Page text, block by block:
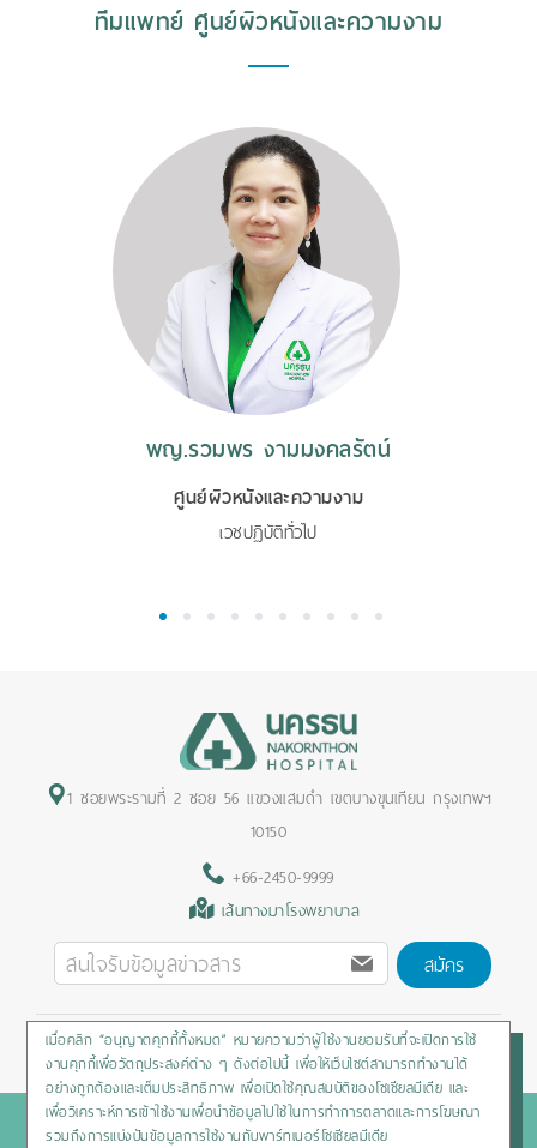
ทีมแพทย์ ศูนย์ผิวหนังและความงาม
พญ.รวมพร งามมงคลรัตน์
ศูนย์ผิวหนังและความงาม
เวชปฏิบัติทั่วไป
1 2 3 4 5 6 7 8 9 10
1 ซอยพระรามที่ 2 ซอย 56 แขวงแสมดำ เขตบางขุนเทียน กรุงเทพฯ
10150
+66-2450-9999
เส้นทางมาโรงพยาบาล
สมัคร
Privacy Policy/Cookies Policy/Sitemap/สิทธิผู้ป่วย
Copyright © 2020 Nakornthon Hospital. All rights reserved
เมื่อคลิก “อนุญาตคุกกี้ทั้งหมด” หมายความว่าผู้ใช้งานยอมรับที่จะเปิดการใช้
งานคุกกี้เพื่อวัตถุประสงค์ต่าง ๆ ดังต่อไปนี้ เพื่อให้เว็บไซต์สามารถทำงานได้
อย่างถูกต้องและเต็มประสิทธิภาพ เพื่อเปิดใช้คุณสมบัติของโซเชียลมีเดีย และ
เพื่อวิเคราะห์การเข้าใช้งานเพื่อนำข้อมูลไปใช้ในการทำการตลาดและการโฆษณา
รวมถึงการแบ่งปันข้อมูลการใช้งานกับพาร์ทเนอร์โซเชียลมีเดีย